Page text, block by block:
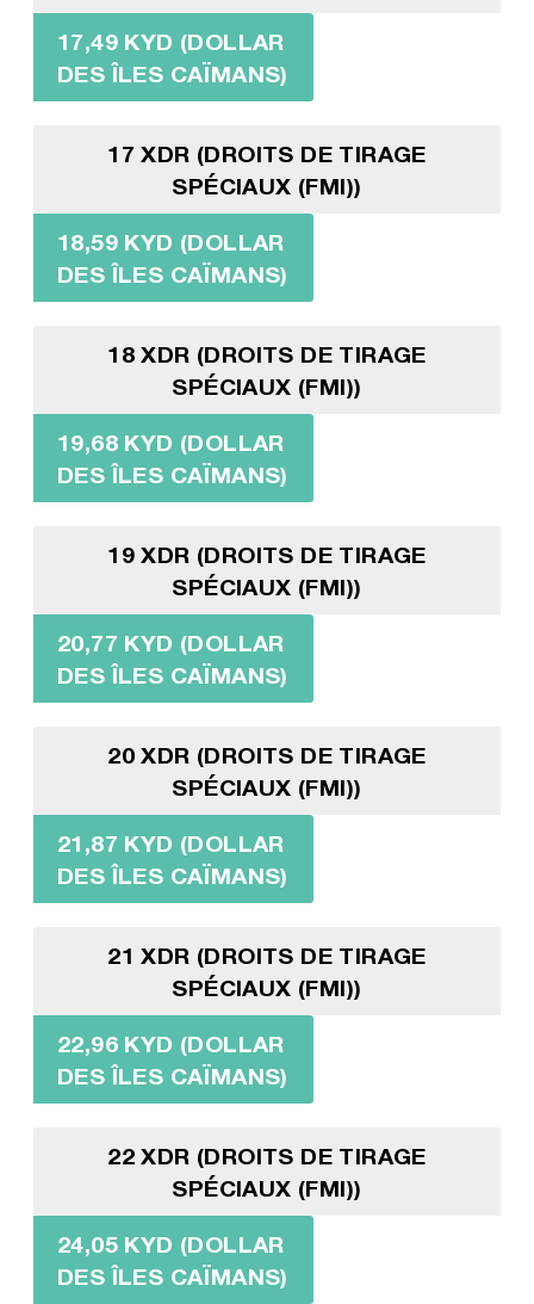
17,49 KYD (DOLLAR
DES ÎLES CAÏMANS)
17 XDR (DROITS DE TIRAGE
SPÉCIAUX (FMI))
18,59 KYD (DOLLAR
DES ÎLES CAÏMANS)
18 XDR (DROITS DE TIRAGE
SPÉCIAUX (FMI))
19,68 KYD (DOLLAR
DES ÎLES CAÏMANS)
19 XDR (DROITS DE TIRAGE
SPÉCIAUX (FMI))
20,77 KYD (DOLLAR
DES ÎLES CAÏMANS)
20 XDR (DROITS DE TIRAGE
SPÉCIAUX (FMI))
21,87 KYD (DOLLAR
DES ÎLES CAÏMANS)
21 XDR (DROITS DE TIRAGE
SPÉCIAUX (FMI))
22,96 KYD (DOLLAR
DES ÎLES CAÏMANS)
22 XDR (DROITS DE TIRAGE
SPÉCIAUX (FMI))
24,05 KYD (DOLLAR
DES ÎLES CAÏMANS)